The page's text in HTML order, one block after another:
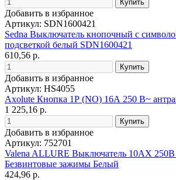
Добавить в избранное
Артикул: SDN1600421
Sedna Выключатель кнопочный с
подсветкой белый SDN1600421
610,56 р.
Добавить в избранное
Артикул: HS4055
Axolute Кнопка 1Р (NO) 16А 250 В~
1 225,16 р.
Добавить в избранное
Артикул: 752701
Valena ALLURE Выключатель 10АХ 250В
Безвинтовые зажимы Белый
424,96 р.